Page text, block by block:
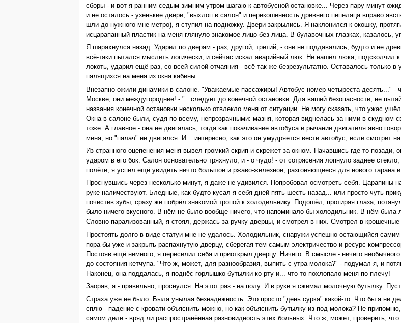
сборы - и вот я ранним седым зимним утром шагаю к автобусной остановке... Через пару минут
и не осталось - узенькие двери, "выхлоп в салон" и перекошенность древнего пепелаца вправо
шли до нужного мне метро), я ступил на подножку. Двери закрылись. Я наклонился к окошку,
исцарапанный пластик на меня глянуло знакомое лицо-без-лица. В булавочных глазках, казалось,
Я шарахнулся назад. Ударил по дверям - раз, другой, третий, - они не поддавались, будто и не
всё-таки пытался мыслить логически, и сейчас искал аварийный люк. Не нашёл люка, подсколчил
локоть, ударил ещё раз, со всей силой отчаяния - всё так же безрезультатно. Оставалось только
пялящихся на меня из окна кабины.
Внезапно ожили динамики в салоне. "Уважаемые пассажиры! Автобус номер четыреста десять..."
Москве, они междугородние! - "...следует до конечной остановки. Для вашей безопасности, не
названия конечной остановки несколько отвлекло меня от ситуации. Не могу сказать, что ужас
Окна в салоне были, судя по всему, непрозрачными: мазня, которая виднелась за ними в скудном
тоже. А главное - она не двигалась, тогда как покачивание автобуса и рычание двигателя явно
меня, но "палач" не двигался. И... интересно, как это он умудряется вести автобус, если смотрит
Из странного оцепенения меня вывел громкий скрип и скрежет за окном. Начавшись где-то
ударом в его бок. Салон основательно тряхнуло, и - о чудо! - от сотрясения лопнуло заднее
полёте, я успел ещё увидеть нечто большое и ржаво-железное, разгоняющееся для нового тарана
Проснувшись через несколько минут, я даже не удивился. Попробовал осмотреть себя.
руке наличествуют. Бледные, как будто кусал я себя дней пять-шесть назад... или просто чуть
почистив зубы, сразу же побрёл знакомой тропой к холодильнику. Подошёл, протирая глаза,
было ничего вкусного. В нём не было вообще ничего, что напоминало бы холодильник. В нём
Словно парализованный, я стоял, держась за ручку дверцы, и смотрел в них. Смотрел в
Простоять долго в виде статуи мне не удалось. Холодильник, снаружи успешно остающийся
пора бы уже и закрыть распахнутую дверцу, сберегая тем самым электричество и ресурс
Постояв ещё немного, я пересилил себя и приоткрыл дверцу. Ничего. В смысле - ничего
до состояния кетчупа. "Что ж, может, для разнообразия, выпить с утра молока?" - подумал я, и
Наконец, она поддалась, я поднёс горлышко бутылки ко рту и... что-то похлопало меня по плечу!
Заорав, я - правильно, проснулся. На этот раз - на полу. И в руке я сжимал молочную бутылку.
Страха уже не было. Была унылая безнадёжность. Это просто "день сурка" какой-то. Что бы я ни
сплю - падение с кровати объяснить можно, но как объяснить бутылку из-под молока? Не
самом деле - вряд ли распространённая разновидность этих больных. Что ж, может, проверить,